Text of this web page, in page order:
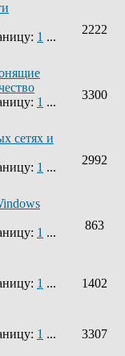
1 ...
2222
1 ...
3300
сетях и
1 ...
2992
1 ...
863
1 ...
1402
1 ...
3307